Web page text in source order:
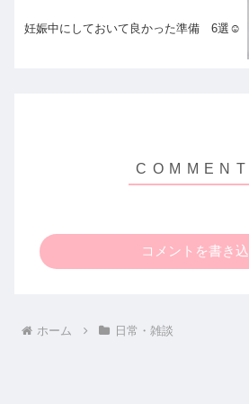
妊娠中にしておいて良かった準備 6選☺️
コメントを書き
ホーム 日常・雑談